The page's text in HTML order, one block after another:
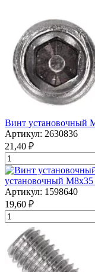
Винт установочный
Артикул: 2630836
21,40 ₽
установочный
Артикул: 1598640
19,60 ₽